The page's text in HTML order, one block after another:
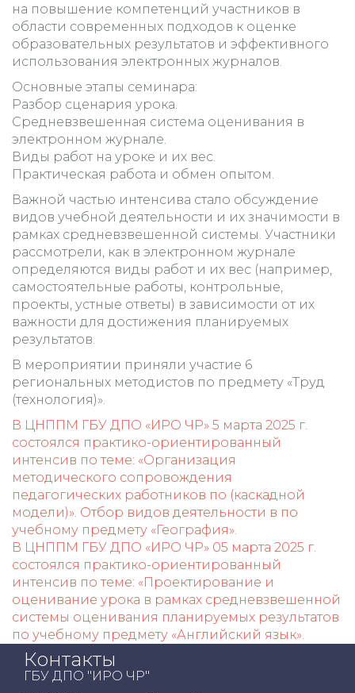
на повышение компетенций участников в
области современных подходов к оценке
образовательных результатов и эффективного
использования электронных журналов.
Основные этапы семинара:
Разбор сценария урока.
Средневзвешенная система оценивания в
электронном журнале.
Виды работ на уроке и их вес.
Практическая работа и обмен опытом.
Важной частью интенсива стало обсуждение
видов учебной деятельности и их значимости в
рамках средневзвешенной системы. Участники
рассмотрели, как в электронном журнале
определяются виды работ и их вес (например,
самостоятельные работы, контрольные,
проекты, устные ответы) в зависимости от их
важности для достижения планируемых
результатов.
В мероприятии приняли участие 6
региональных методистов по предмету «Труд
(технология)».
Навигация
по
записям
В ЦНППМ ГБУ ДПО «ИРО ЧР» 5 марта 2025 г.
состоялся практико-ориентированный
интенсив по теме: «Организация
методического сопровождения
педагогических работников по (каскадной
модели)». Отбор видов деятельности в по
учебному предмету «География».
В ЦНППМ ГБУ ДПО «ИРО ЧР» 05 марта 2025 г.
состоялся практико-ориентированный
интенсив по теме: «Проектирование и
оценивание урока в рамках средневзвешенной
системы оценивания планируемых результатов
по учебному предмету «Английский язык».
Контакты
ГБУ ДПО "ИРО ЧР"